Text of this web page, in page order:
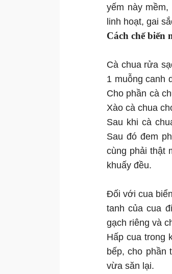
yếm này
linh hoạt, gai
Cách chế biến
Cà chua rửa
1 muỗng canh
Cho phần cà
Xào cà chua
Sau khi cà
Sau đó đem
cùng phải thật
khuấy đều.
Đối với cua
tanh của cua
gạch riêng và
Hấp cua trong
bếp, cho phần
vừa săn lại.